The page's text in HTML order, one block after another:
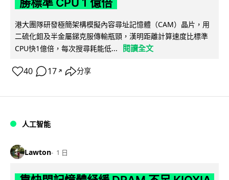
港大團隊研發極簡架構模擬內容尋址記憶體（CAM）晶片，用
二硫化鉬及半金屬銻克服傳輸瓶頸，漢明距離計算速度比標準
CPU快1億倍，每次搜尋耗能低...
閱讀全文
40 17 ↗ 分享
人工智能
Lawton 1 日